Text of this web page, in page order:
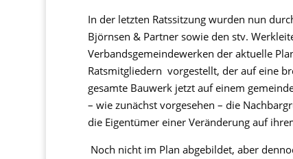
In der letzten Ratssitzung wurden nun
Björnsen & Partner sowie den stv.
Verbandsgemeindewerken der aktuelle
Ratsmitgliedern vorgestellt, der auf eine
gesamte Bauwerk jetzt auf einem
– wie zunächst vorgesehen – die
die Eigentümer einer Veränderung auf
Noch nicht im Plan abgebildet, aber